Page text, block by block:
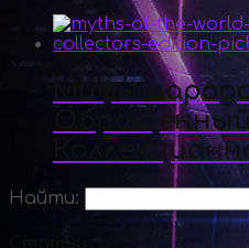
Мифы
Найти: